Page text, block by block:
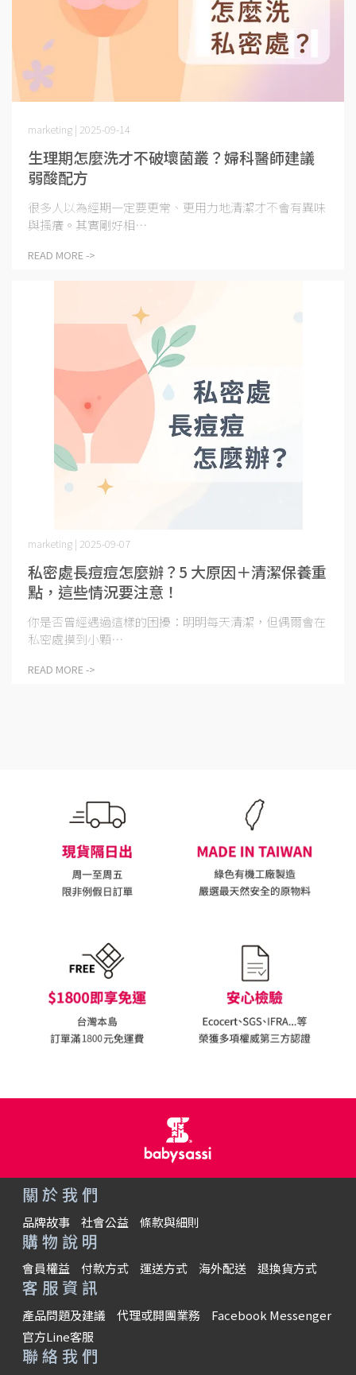
生理期怎麼洗才不破壞菌叢？婦科醫師建議
弱酸配方
marketing | 2025-09-14
很多人以為經期一定要更常、更用力地清潔才不會有異味
與搔癢。其實剛好相⋯
READ MORE ->
私密處長痘痘怎麼辦？5 大原因＋清潔保養重
點，這些情況要注意！
marketing | 2025-09-07
你是否曾經遇過這樣的困擾：明明每天清潔，但偶爾會在
私密處摸到小顆⋯
READ MORE ->
關於我們
品牌故事 社會公益 條款與細則
購物說明
會員權益 付款方式 運送方式 海外配送 退換貨方式
客服資訊
產品問題及建議 代理或開團業務
Facebook Messenger
官方Line客服
聯絡我們